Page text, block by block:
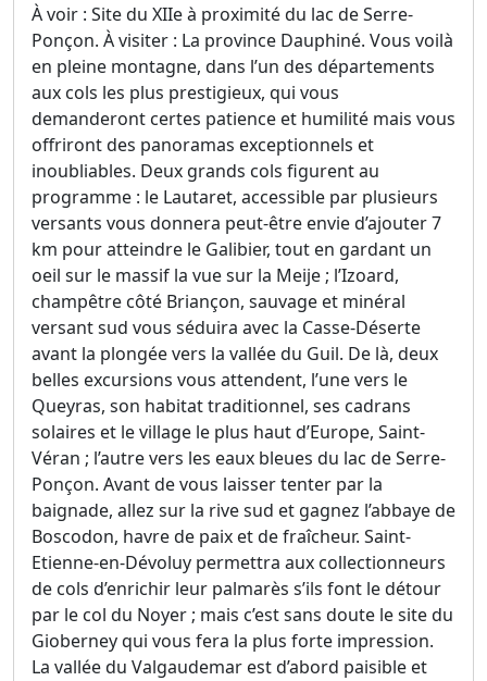
À voir : Site du XIIe à proximité du lac de Serre-
Ponçon. À visiter : La province Dauphiné. Vous voilà
en pleine montagne, dans l’un des départements
aux cols les plus prestigieux, qui vous
demanderont certes patience et humilité mais vous
offriront des panoramas exceptionnels et
inoubliables. Deux grands cols figurent au
programme : le Lautaret, accessible par plusieurs
versants vous donnera peut-être envie d’ajouter 7
km pour atteindre le Galibier, tout en gardant un
oeil sur le massif la vue sur la Meije ; l’Izoard,
champêtre côté Briançon, sauvage et minéral
versant sud vous séduira avec la Casse-Déserte
avant la plongée vers la vallée du Guil. De là, deux
belles excursions vous attendent, l’une vers le
Queyras, son habitat traditionnel, ses cadrans
solaires et le village le plus haut d’Europe, Saint-
Véran ; l’autre vers les eaux bleues du lac de Serre-
Ponçon. Avant de vous laisser tenter par la
baignade, allez sur la rive sud et gagnez l’abbaye de
Boscodon, havre de paix et de fraîcheur. Saint-
Etienne-en-Dévoluy permettra aux collectionneurs
de cols d’enrichir leur palmarès s’ils font le détour
par le col du Noyer ; mais c’est sans doute le site du
Gioberney qui vous fera la plus forte impression.
La vallée du Valgaudemar est d’abord paisible et